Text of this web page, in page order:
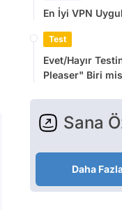
En İyi VPN
Test
Evet/Hayır
Pleaser" Biri
Sana
Daha